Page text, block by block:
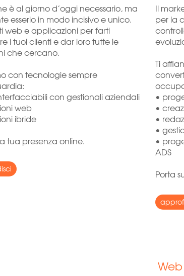
è al giorno d’oggi necessario, ma
esserlo in modo incisivo e unico.
web e applicazioni per farti
i tuoi clienti e dar loro tutte le
che cercano.
con tecnologie sempre
con gestionali aziendali
web
ibride
tua presenza online.
Il
per la
Ti
•
•
•
•
•
ADS
Porta